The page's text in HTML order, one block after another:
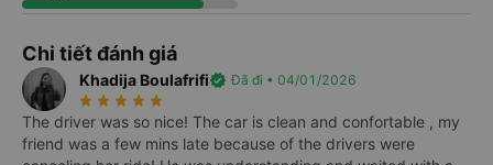
Chi tiết đánh giá
Khadija Boulafrifiverified Đã đi • 04/01/2026
star_rate star_rate star_rate star_rate star_rate
The driver was so nice! The car is clean and confortable , my
friend was a few mins late because of the drivers were